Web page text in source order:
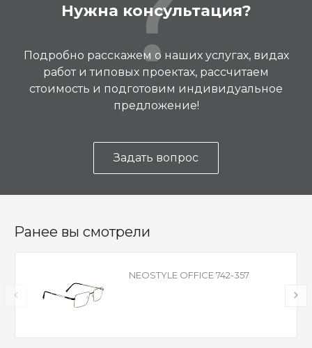
Нужна консультация?
Подробно расскажем о наших услугах, видах
работ и типовых проектах, рассчитаем
стоимость и подготовим индивидуальное
предложение!
Задать вопрос
Ранее вы смотрели
NEOSTYLE OFFICE 742-357